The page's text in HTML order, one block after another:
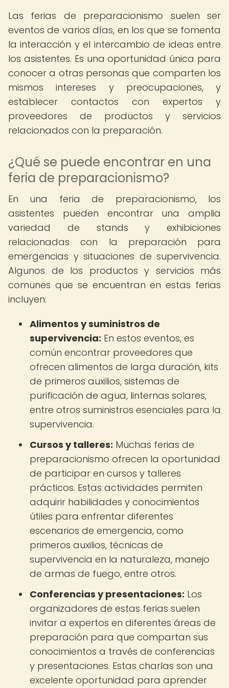
Las ferias de preparacionismo suelen ser
eventos de varios días, en los que se fomenta
la interacción y el intercambio de ideas entre
los asistentes. Es una oportunidad única para
conocer a otras personas que comparten los
mismos intereses y preocupaciones, y
establecer contactos con expertos y
proveedores de productos y servicios
relacionados con la preparación.
¿Qué se puede encontrar en una
feria de preparacionismo?
En una feria de preparacionismo, los
asistentes pueden encontrar una amplia
variedad de stands y exhibiciones
relacionadas con la preparación para
emergencias y situaciones de supervivencia.
Algunos de los productos y servicios más
comunes que se encuentran en estas ferias
incluyen:
Alimentos y suministros de
supervivencia: En estos eventos, es
común encontrar proveedores que
ofrecen alimentos de larga duración, kits
de primeros auxilios, sistemas de
purificación de agua, linternas solares,
entre otros suministros esenciales para la
supervivencia.
Cursos y talleres: Muchas ferias de
preparacionismo ofrecen la oportunidad
de participar en cursos y talleres
prácticos. Estas actividades permiten
adquirir habilidades y conocimientos
útiles para enfrentar diferentes
escenarios de emergencia, como
primeros auxilios, técnicas de
supervivencia en la naturaleza, manejo
de armas de fuego, entre otros.
Conferencias y presentaciones: Los
organizadores de estas ferias suelen
invitar a expertos en diferentes áreas de
preparación para que compartan sus
conocimientos a través de conferencias
y presentaciones. Estas charlas son una
excelente oportunidad para aprender